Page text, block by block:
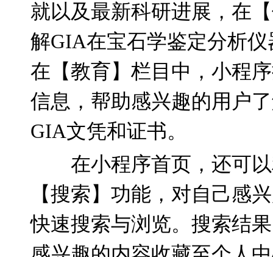
就以及最新科研进展，在
解GIA在宝石学鉴定分析
在【教育】栏目中，小程
信息，帮助感兴趣的用户
GIA文凭和证书。
在小程序首页，还可以
【搜索】功能，对自己感
快速搜索与浏览。搜索结